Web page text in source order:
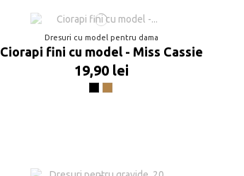
Dresuri cu model pentru dama
Ciorapi fini cu model - Miss Cassie
19,90 lei
NegruBeige